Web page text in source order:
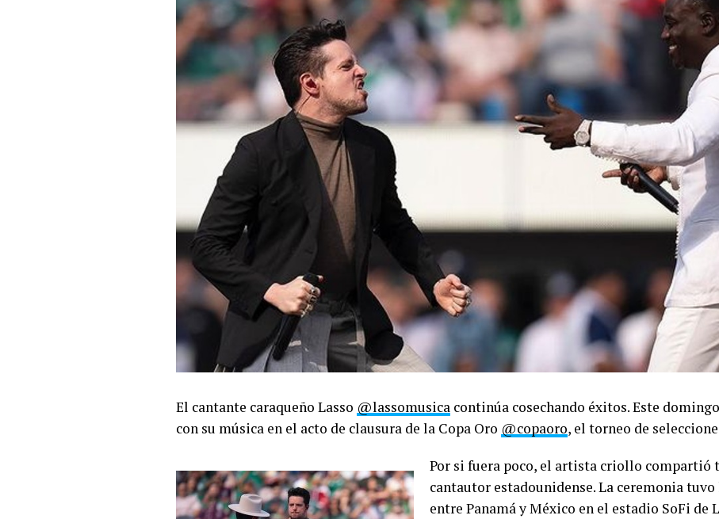
El cantante caraqueño Lasso @lassomusica continúa cosechando éxitos. Este
con su música en el acto de clausura de la Copa Oro @copaoro, el torneo de
Por si fuera poco, el artista criollo compartió
cantautor estadounidense. La ceremonia
entre Panamá y México en el estadio SoFi de